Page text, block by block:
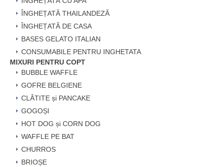
ÎNGHEȚATĂ THAILANDEZĂ
ÎNGHEȚATĂ DE CASA
BASES GELATO ITALIAN
CONSUMABILE PENTRU INGHETATA
MIXURI PENTRU COPT
BUBBLE WAFFLE
GOFRE BELGIENE
CLĂTITE și PANCAKE
GOGOȘI
HOT DOG și CORN DOG
WAFFLE PE BAT
CHURROS
BRIOȘE